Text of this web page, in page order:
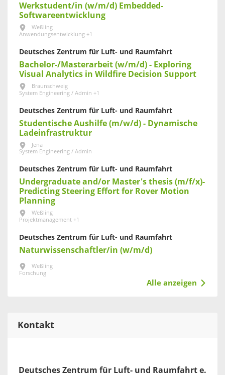
Werkstudent/in (w/m/d) Embedded-
Softwareentwicklung
Weßling
Anwendungsentwicklung +1
Deutsches Zentrum für Luft- und Raumfahrt
Bachelor-/Masterarbeit (w/m/d) - Exploring
Visual Analytics in Wildfire Decision Support
Braunschweig
System Engineering / Admin +1
Deutsches Zentrum für Luft- und Raumfahrt
Studentische Aushilfe (m/w/d) - Dynamische
Ladeinfrastruktur
Jena
System Engineering / Admin
Deutsches Zentrum für Luft- und Raumfahrt
Undergraduate and/or Master's thesis (m/f/x)-
Predicting Steering Effort for Rover Motion
Planning
Weßling
Projektmanagement +1
Deutsches Zentrum für Luft- und Raumfahrt
Naturwissenschaftler/in (w/m/d)
Weßling
Forschung
Alle anzeigen
Kontakt
Deutsches Zentrum für Luft- und Raumfahrt e.